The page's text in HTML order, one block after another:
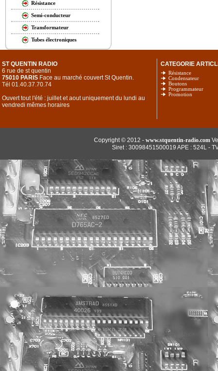
Résistance
Semi-conducteur
Transformateur
Tubes électroniques
ST QUENTIN RADIO
6 rue de st quentin
75010 PARIS Face au marché couvert St Quentin.
Tél 01.40.37.70.74
Ouvert tout l'été : juillet et aout uniquement du lundi au
vendredi mêmes horaires
CATEGORIE
Résistance
Condensateur
Boutons
Programmateur
Promotion
Copyright © 2012 - www.stquentin-radio.com
Siret : 30098451500019 APE : 524L -